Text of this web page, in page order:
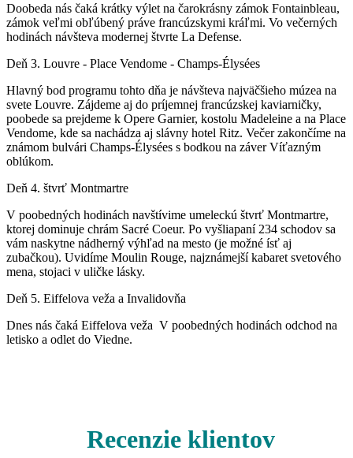
Doobeda nás čaká krátky výlet na čarokrásny zámok Fontainbleau,
zámok veľmi obľúbený práve francúzskymi kráľmi. Vo večerných
hodinách návšteva modernej štvrte La Defense.
Deň 3. Louvre - Place Vendome - Champs-Élysées
Hlavný bod programu tohto dňa je návšteva najväčšieho múzea na
svete Louvre. Zájdeme aj do príjemnej francúzskej kaviarničky,
poobede sa prejdeme k Opere Garnier, kostolu Madeleine a na Place
Vendome, kde sa nachádza aj slávny hotel Ritz. Večer zakončíme na
známom bulvári Champs-Élysées s bodkou na záver Víťazným
oblúkom.
Deň 4. štvrť Montmartre
V poobedných hodinách navštívime umeleckú štvrť Montmartre,
ktorej dominuje chrám Sacré Coeur. Po vyšliapaní 234 schodov sa
vám naskytne nádherný výhľad na mesto (je možné ísť aj
zubačkou). Uvidíme Moulin Rouge, najznámejší kabaret svetového
mena, stojaci v uličke lásky.
Deň 5. Eiffelova veža a Invalidovňa
Dnes nás čaká Eiffelova veža V poobedných hodinách odchod na
letisko a odlet do Viedne.
Recenzie klientov